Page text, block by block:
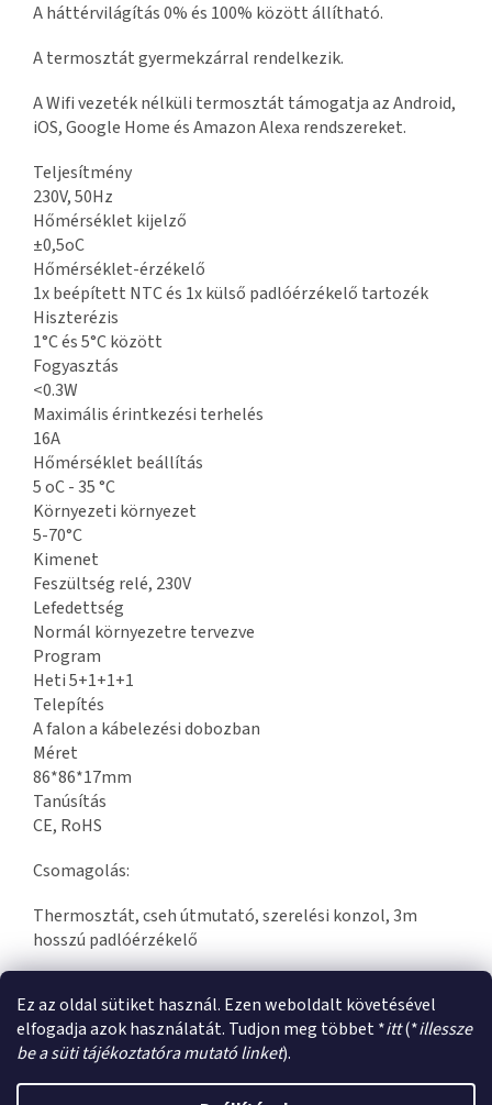
Ez az oldal sütiket használ. Ezen weboldalt követésével
elfogadja azok használatát. Tudjon meg többet *itt(*illessze
be a süti tájékoztatóra mutató linket).
A háttérvilágítás 0% és 100% között állítható.
A termosztát gyermekzárral rendelkezik.
A Wifi vezeték nélküli termosztát támogatja az Android,
iOS, Google Home és Amazon Alexa rendszereket.
Teljesítmény
230V, 50Hz
Hőmérséklet kijelző
±0,5oC
Hőmérséklet-érzékelő
1x beépített NTC és 1x külső padlóérzékelő tartozék
Hiszterézis
1°C és 5°C között
Fogyasztás
<0.3W
Maximális érintkezési terhelés
16A
Hőmérséklet beállítás
5 oC - 35 °C
Környezeti környezet
5-70°C
Kimenet
Feszültség relé, 230V
Lefedettség
Normál környezetre tervezve
Program
Heti 5+1+1+1
Telepítés
A falon a kábelezési dobozban
Méret
86*86*17mm
Tanúsítás
CE, RoHS
Csomagolás:
Thermosztát, cseh útmutató, szerelési konzol, 3m
hosszú padlóérzékelő